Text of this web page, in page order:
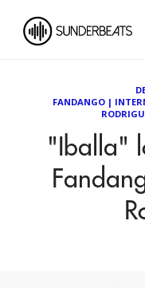
FANDANGO|
"Iballa"